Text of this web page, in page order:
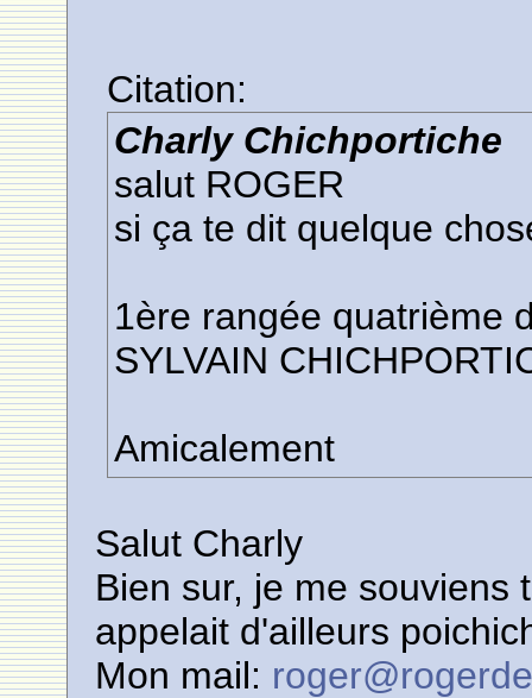
Citation:
Charly Chichportiche
salut ROGER
si ça te dit quelque
1ère rangée quatrième
SYLVAIN
Amicalement
Salut Charly
Bien sur, je me souviens
appelait d'ailleurs
Mon mail: